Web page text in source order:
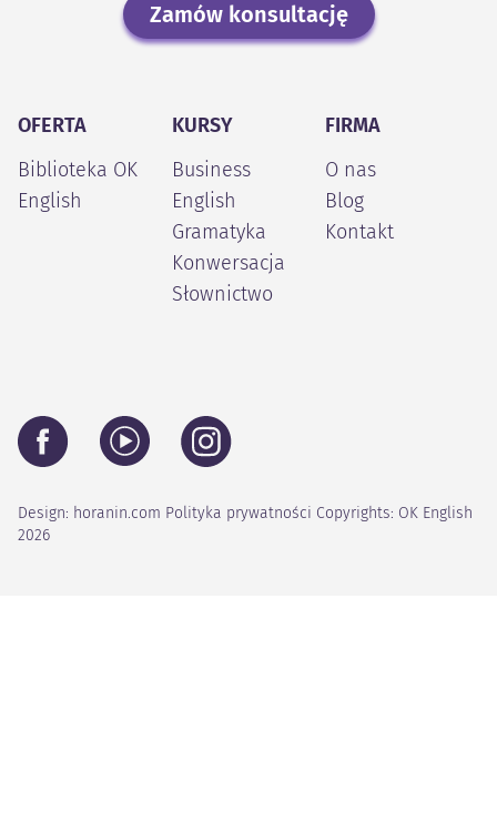
Zamów konsultację
OFERTA
Biblioteka OK
English
KURSY
Business
English
Gramatyka
Konwersacja
Słownictwo
FIRMA
O nas
Blog
Kontakt
Design: horanin.com Polityka prywatności Copyrights: OK English
2026